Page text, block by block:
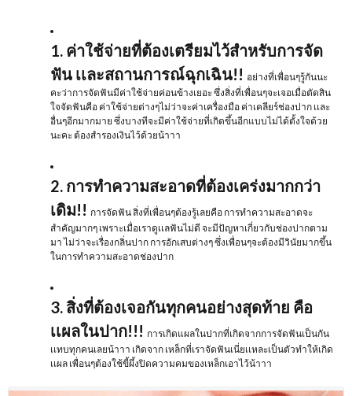
1. ค่าใช้จ่ายที่ต้องเตรียมไว้สำหรับการจัด
ฟัน เเละสถานการณ์ฉุกเฉิน!! อย่างที่เพื่อนๆรู้กันนะ
คะว่าการจัดฟันมีค่าใช้จ่ายค่อนข้างเยอะ ซึ่งสิ่งที่เพื่อนๆจะเจอเมื่อตัดสิน
ใจจัดฟันคือ ค่าใช้จ่ายต่างๆไม่ว่าจะค่าเครื่องมือ ค่าเคลียร์ช่องปาก เเละ
อื่นๆอีกมากมาย ซึ่งบางทีจะมีค่าใช้จ่ายที่เกิดขึ้นอีกแบบไม่ได้ตั้งใจด้วย
นะคะ ต้องสำรองเงินไว้ด้วยน้าาา
2. การทำความสะอาดที่ต้องเคร่งมากกว่า
เดิม!! การจัดฟัน สิ่งที่เพื่อนๆต้องรู้เลยคือ การทำความสะอาดจะ
สำคัญมากๆ เพราะเมื่อเราดูเเลฟันไม่ดี จะมีปัญหาเกี่ยวกับช่องปากตาม
มา ไม่ว่าจะเรื่องกลิ่นปาก การอักเสบต่างๆ ซึ่งเพื่อนๆจะต้องมีวินัยมากขึ้น
ในการทำความสะอาดช่องปาก
3. สิ่งที่ต้องเจอกันทุกคนอย่างสุดท้าย คือ
เเผลในปาก!!! การเกิดแผลในปากที่เกิดจากการจัดฟันเป็นกัน
เเทบทุกคนเลยน้าาา เกิดจาก เหล็กที่เราจัดฟันเนี่ยเเหละเป็นตัวทำให้เกิด
เเผล เพื่อนๆต้องใช้ขี้ผึ้งปิดความคมของเหล็กเอาไว้น้าาา